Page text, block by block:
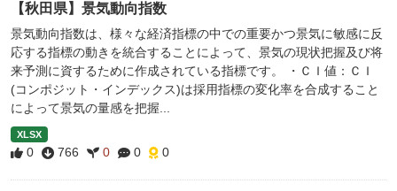
【秋田県】景気動向指数
景気動向指数は、様々な経済指標の中での重要かつ景気に敏感に反
応する指標の動きを統合することによって、景気の現状把握及び将
来予測に資するために作成されている指標です。 ・ＣＩ値：ＣＩ
(コンポジット・インデックス)は採用指標の変化率を合成すること
によって景気の量感を把握...
XLSX
0 766 0 0 0